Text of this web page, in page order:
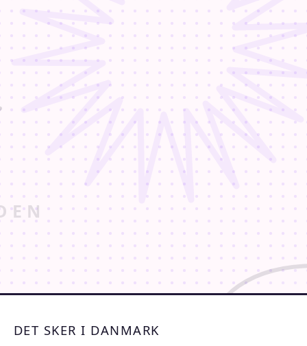
DET SKER I DANMARK